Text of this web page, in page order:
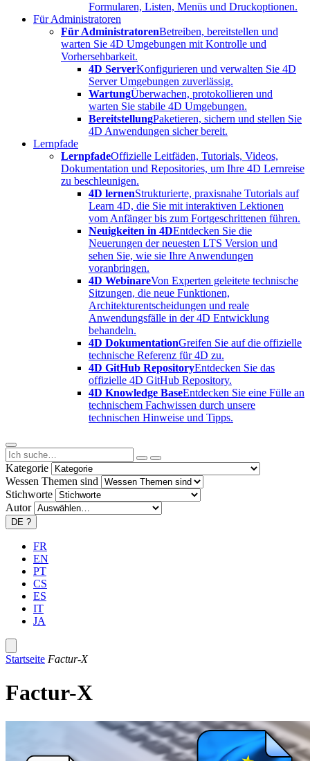
Formularen, Listen, Menüs und Druckoptionen.
Für Administratoren
Für AdministratorenBetreiben, bereitstellen und
warten Sie 4D Umgebungen mit Kontrolle und
Vorhersehbarkeit.
4D ServerKonfigurieren und verwalten Sie 4D
Server Umgebungen zuverlässig.
WartungÜberwachen, protokollieren und
warten Sie stabile 4D Umgebungen.
BereitstellungPaketieren, sichern und stellen Sie
4D Anwendungen sicher bereit.
Lernpfade
LernpfadeOffizielle Leitfäden, Tutorials, Videos,
Dokumentation und Repositories, um Ihre 4D Lernreise
zu beschleunigen.
4D lernenStrukturierte, praxisnahe Tutorials auf
Learn 4D, die Sie mit interaktiven Lektionen
vom Anfänger bis zum Fortgeschrittenen führen.
Neuigkeiten in 4DEntdecken Sie die
Neuerungen der neuesten LTS Version und
sehen Sie, wie sie Ihre Anwendungen
voranbringen.
4D WebinareVon Experten geleitete technische
Sitzungen, die neue Funktionen,
Architekturentscheidungen und reale
Anwendungsfälle in der 4D Entwicklung
behandeln.
4D DokumentationGreifen Sie auf die offizielle
technische Referenz für 4D zu.
4D GitHub RepositoryEntdecken Sie das
offizielle 4D GitHub Repository.
4D Knowledge BaseEntdecken Sie eine Fülle an
technischem Fachwissen durch unsere
technischen Hinweise und Tipps.
Kategorie
Wessen Themen sind
Stichworte
Autor
DE ?
FR
EN
PT
CS
ES
IT
JA
Startseite Factur-X
Factur-X